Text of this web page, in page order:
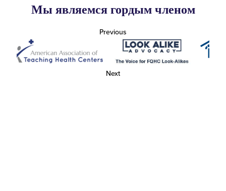
Мы являемся гордым членом
Previous
Next